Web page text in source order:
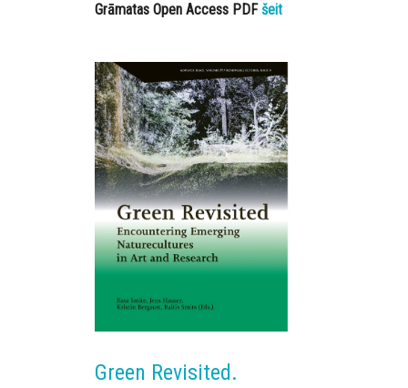
Grāmatas Open Access PDFšeit
Green Revisited.